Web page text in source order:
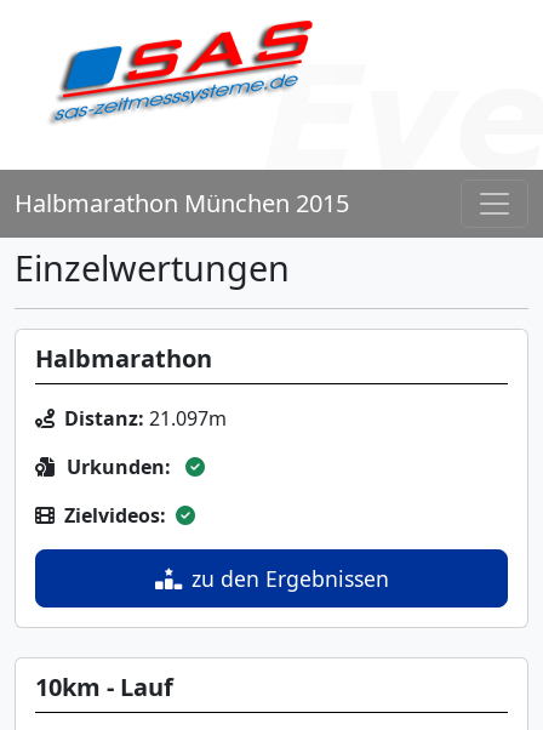
Halbmarathon München 2015
Einzelwertungen
Halbmarathon
Distanz: 21.097m
Urkunden:
Zielvideos:
zu den Ergebnissen
10km - Lauf